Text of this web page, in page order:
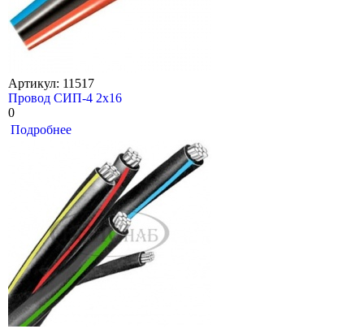
Артикул: 11517
Провод СИП-4 2х16
0
Подробнее